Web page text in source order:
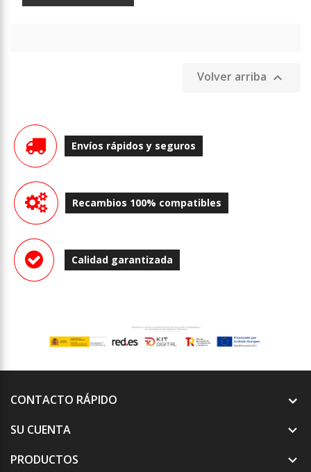
Volver arriba 
Envíos rápidos y seguros
Recambios 100% compatibles
Calidad garantizada
CONTACTO RÁPIDO
SU CUENTA

PRODUCTOS 